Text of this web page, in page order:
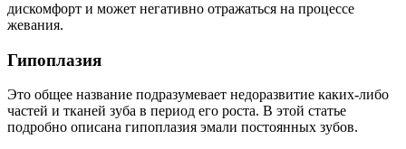
дискомфорт и может негативно отражаться на процессе
жевания.
Гипоплазия
Это общее название подразумевает недоразвитие каких-либо
частей и тканей зуба в период его роста. В этой статье
подробно описана гипоплазия эмали постоянных зубов.